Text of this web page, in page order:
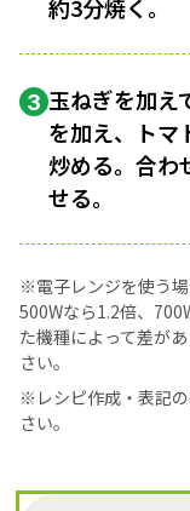
約3分焼く。
3 玉ねぎを加え
を加え、トマ
炒める。合わ
せる。
※電子レンジを使う場
500Wなら1.2倍、
た機種によって差が
さい。
※レシピ作成・表記の
さい。